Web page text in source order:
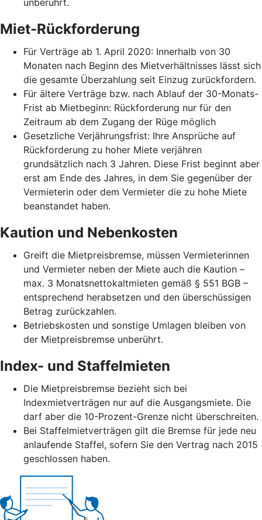
Miet-Rückforderung
Für Verträge ab 1. April 2020: Innerhalb von 30
Monaten nach Beginn des Mietverhältnisses lässt sich
die gesamte Überzahlung seit Einzug zurückfordern.
Für ältere Verträge bzw. nach Ablauf der 30-Monats-
Frist ab Mietbeginn: Rückforderung nur für den
Zeitraum ab dem Zugang der Rüge möglich
Gesetzliche Verjährungsfrist: Ihre Ansprüche auf
Rückforderung zu hoher Miete verjähren
grundsätzlich nach 3 Jahren. Diese Frist beginnt aber
erst am Ende des Jahres, in dem Sie gegenüber der
Vermieterin oder dem Vermieter die zu hohe Miete
beanstandet haben.
Kaution und Nebenkosten
Greift die Mietpreisbremse, müssen Vermieterinnen
und Vermieter neben der Miete auch die Kaution –
max. 3 Monatsnettokaltmieten gemäß § 551 BGB –
entsprechend herabsetzen und den überschüssigen
Betrag zurückzahlen.
Betriebskosten und sonstige Umlagen bleiben von
der Mietpreisbremse unberührt.
Index- und Staffelmieten
Die Mietpreisbremse bezieht sich bei
Indexmietverträgen nur auf die Ausgangsmiete. Die
darf aber die 10-Prozent-Grenze nicht überschreiten.
Bei Staffelmietverträgen gilt die Bremse für jede neu
anlaufende Staffel, sofern Sie den Vertrag nach 2015
geschlossen haben.